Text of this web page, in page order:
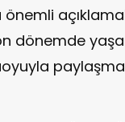
dönemde